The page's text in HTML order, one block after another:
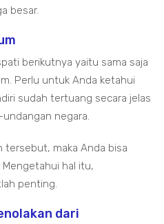
besar.
berikutnya yaitu sama saja
Perlu untuk Anda ketahui
sudah tertuang secara jelas
negara.
tersebut, maka Anda bisa
hal itu,
penting.
dari